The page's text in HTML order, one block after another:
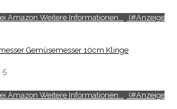
Amazon Weitere Informationen...
Gemüsemesser 10cm Klinge
5
Amazon Weitere Informationen...